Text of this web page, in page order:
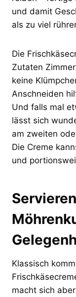
und damit
als zu viel
Die
Zutaten
keine
Anschneiden
Und falls mal
lässt sich
am zweiten
Die Creme
und
Klassisch
macht sich